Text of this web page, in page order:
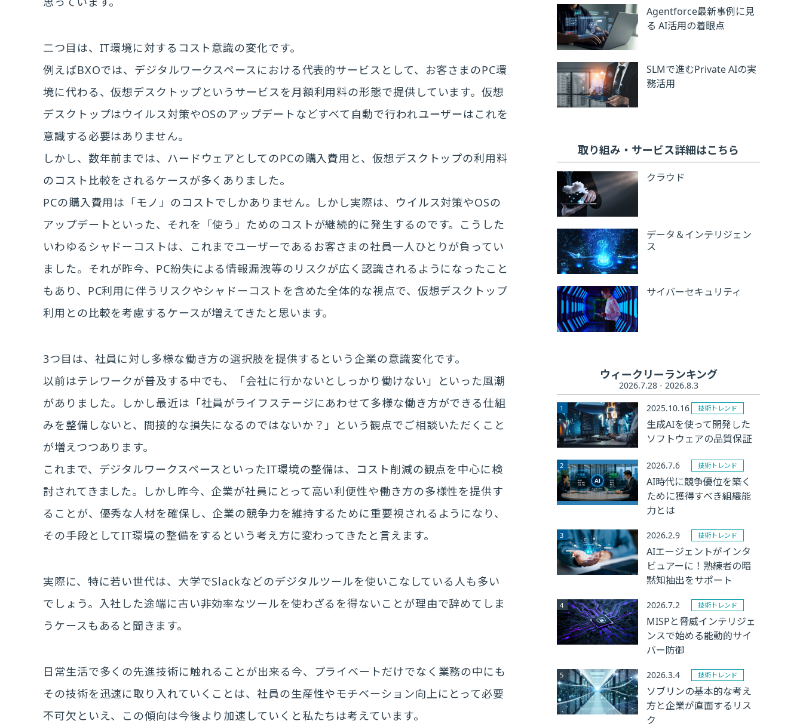
二つ目は、IT環境に対するコスト意識の変化です。
例えばBXOでは、デジタルワークスペースにおける代表的サービスとして、お客さまのPC環
境に代わる、仮想デスクトップというサービスを月額利用料の形態で提供しています。仮想
デスクトップはウイルス対策やOSのアップデートなどすべて自動で行われユーザーはこれを
意識する必要はありません。
しかし、数年前までは、ハードウェアとしてのPCの購入費用と、仮想デスクトップの利用料
のコスト比較をされるケースが多くありました。
PCの購入費用は「モノ」のコストでしかありません。しかし実際は、ウイルス対策やOSの
アップデートといった、それを「使う」ためのコストが継続的に発生するのです。こうした
いわゆるシャドーコストは、これまでユーザーであるお客さまの社員一人ひとりが負ってい
ました。それが昨今、PC紛失による情報漏洩等のリスクが広く認識されるようになったこと
もあり、PC利用に伴うリスクやシャドーコストを含めた全体的な視点で、仮想デスクトップ
利用との比較を考慮するケースが増えてきたと思います。
3つ目は、社員に対し多様な働き方の選択肢を提供するという企業の意識変化です。
以前はテレワークが普及する中でも、「会社に行かないとしっかり働けない」といった風潮
がありました。しかし最近は「社員がライフステージにあわせて多様な働き方ができる仕組
みを整備しないと、間接的な損失になるのではないか？」という観点でご相談いただくこと
が増えつつあります。
これまで、デジタルワークスペースといったIT環境の整備は、コスト削減の観点を中心に検
討されてきました。しかし昨今、企業が社員にとって高い利便性や働き方の多様性を提供す
ることが、優秀な人材を確保し、企業の競争力を維持するために重要視されるようになり、
その手段としてIT環境の整備をするという考え方に変わってきたと言えます。
実際に、特に若い世代は、大学でSlackなどのデジタルツールを使いこなしている人も多い
でしょう。入社した途端に古い非効率なツールを使わざるを得ないことが理由で辞めてしま
うケースもあると聞きます。
日常生活で多くの先進技術に触れることが出来る今、プライベートだけでなく業務の中にも
その技術を迅速に取り入れていくことは、社員の生産性やモチベーション向上にとって必要
不可欠といえ、この傾向は今後より加速していくと私たちは考えています。
Agentforce最新事例に見
る AI活用の着眼点
SLMで進むPrivate AIの実
務活用
取り組み・サービス詳細はこちら
クラウド
データ＆インテリジェン
ス
サイバーセキュリティ
ウィークリーランキング
2026.7.28 - 2026.8.3
2025.10.16
技術トレンド
生成AIを使って開発した
ソフトウェアの品質保証
2026.7.6 技術トレンド
AI時代に競争優位を築く
ために獲得すべき組織能
力とは
2026.2.9 技術トレンド
AIエージェントがインタ
ビュアーに！熟練者の暗
黙知抽出をサポート
2026.7.2 技術トレンド
MISPと脅威インテリジェ
ンスで始める能動的サイ
バー防御
2026.3.4 技術トレンド
ソブリンの基本的な考え
方と企業が直面するリス
ク